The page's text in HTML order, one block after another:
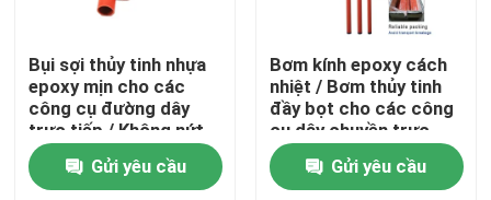
Nhà
Bụi sợi thủy tinh nhựa
epoxy mịn cho các
công cụ đường dây
trực tiếp / Không nứt
ống sợi thủy tinh
pultrudedGửi yêu cầu
Bơm kính epoxy cách
nhiệt / Bơm thủy tinh
đầy bọt cho các công
cụ dây chuyền trực
tiếp
Gửi yêu cầu